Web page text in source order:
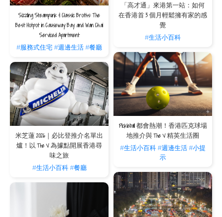
銅鑼灣與跑馬地區的住客可完美善用這段極短的通勤距離。在週末早晨來一場酣暢淋
漓的球賽後，您可以悠閒地步回銅鑼灣寓所，或在附近的星級餐廳品嚐一頓豐盛的早
午餐，享受舒適的都會週末。
V CAUSEWAY BAY 2 ：位於銅鑼灣道 25 號，在銅鑼灣站乘搭地鐵約 3 分鐘
前往天后站 A2 出口，沿電氣道直行，經過琉璃街、清風街及永興街後，右
轉進入水星街直行到尾，再左轉入英皇道直行，轉左即可到達木星街，全程
V CAUSEWAY BAY / THE HAYWORTH
：位於銅鑼灣怡和街 9 號，在銅鑼灣
站乘搭地鐵約 3 分鐘前往天后站 A2 出口，沿電氣道直行，經過琉璃街、清
風街及永興街後，右轉進入水星街直行到尾，再左轉入英皇道直行，轉左即
可到達木星街，全程步行約 8 分鐘。
V WANCHAI
：位於灣仔謝斐道180號，在銅鑼灣站乘搭地鐵約 3 分鐘前往天
后站 A2 出口，沿電氣道直行，經過琉璃街、清風街及永興街後，右轉進入
水星街直行到尾，再左轉入英皇道直行，轉左即可到達木星街，全程步行約
The V Happy Valley：位於跑馬地成和道 68 號，乘車前往約 15 分鐘。
The LODGE by V
：位於西九龍廣東道 535 號，乘車前往約 19 分鐘。
九龍區熱點：THE LODGE by V 住客的跨區動
感體驗
九龍灣 —— Pick & Match
作為九龍區首屈一指的大型室內匹克球館，Pick & Match 擁有佔地廣闊的標準場
Sizzling Steampunk & Classic Broths: The
Best Hotpot in Causeway Bay and Wan Chai
Serviced Apartment
#服務式住宅#週邊生活#餐廳
「高才通」來港第一站：如何
在香港首 3 個月輕鬆擁有家的感
覺
#生活小百科
Pickleball 都會熱潮！香港匹克球場
地推介與 The V 精英生活圈
#生活小百科#週邊生活#小提
示
米芝蓮 2026｜必比登推介名單出
爐！以 The V 為據點開展香港尋
味之旅
#生活小百科 #餐廳